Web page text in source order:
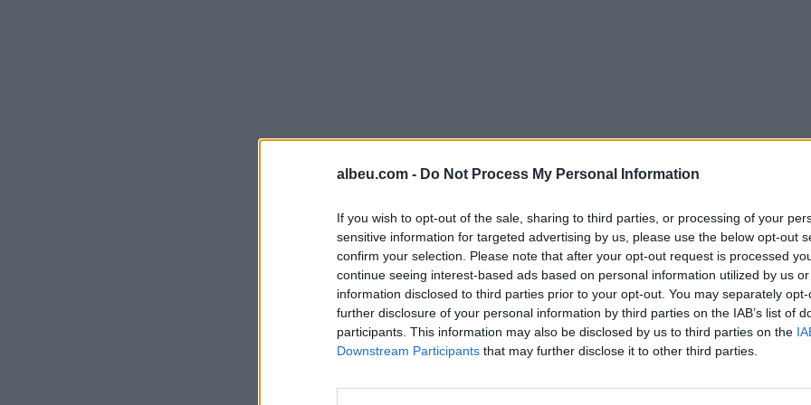
albeu.com - Do Not Process My Personal Information
If you wish to opt-out of the sale, sharing to third parties, or processing of your
sensitive information for targeted advertising by us, please use the below opt-out
confirm your selection. Please note that after your opt-out request is processed
continue seeing interest-based ads based on personal information utilized by us
information disclosed to third parties prior to your opt-out. You may separately
further disclosure of your personal information by third parties on the IAB’s list of
participants. This information may also be disclosed by us to third parties on the
Downstream Participants that may further disclose it to other third parties.